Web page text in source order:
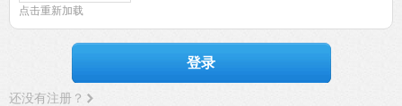
点击重新加载
登录
还没有注册？